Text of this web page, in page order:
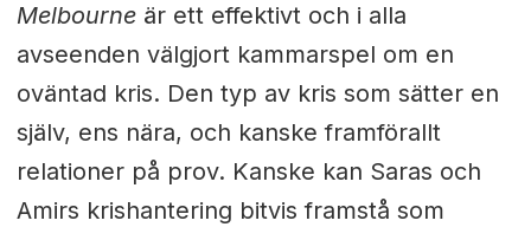
Melbourneär ett effektivt och i alla
avseenden välgjort kammarspel om en
oväntad kris. Den typ av kris som sätter en
själv, ens nära, och kanske framförallt
relationer på prov. Kanske kan Saras och
Amirs krishantering bitvis framstå som